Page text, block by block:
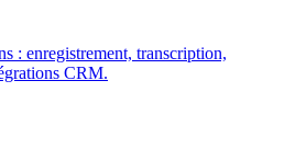
: enregistrement, transcription,
CRM.